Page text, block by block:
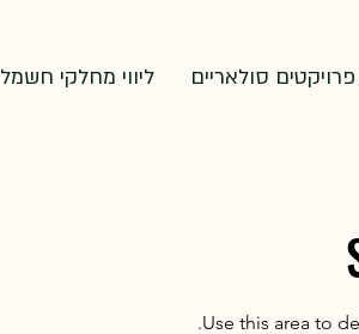
פרויקטים סולאריים ליווי מחלקי חשמל
Use this area to